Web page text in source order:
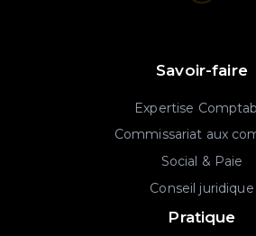
Savoir-faire
Expertise
Commissariat aux
Social & Paie
Conseil juridique
Pratique